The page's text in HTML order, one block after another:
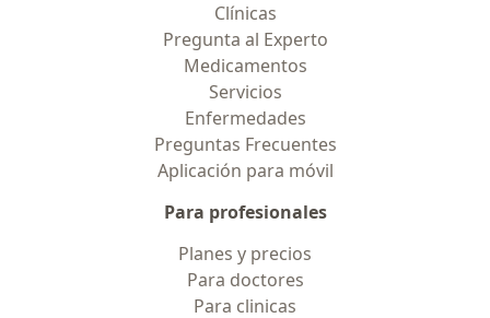
Clínicas
Pregunta al Experto
Medicamentos
Servicios
Enfermedades
Preguntas Frecuentes
Aplicación para móvil
Para profesionales
Planes y precios
Para doctores
Para clinicas